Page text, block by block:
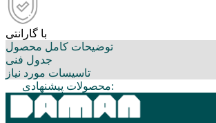
با گارانتی
توضیحات کامل محصول
جدول فنی
تاسیسات مورد نیاز
محصولات پیشنهادی: